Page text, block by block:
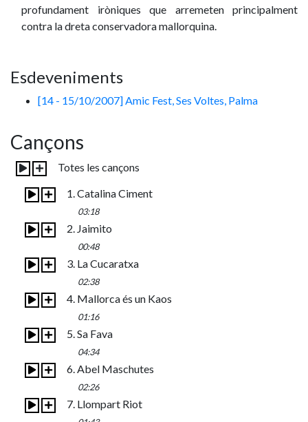
profundament iròniques que arremeten principalment
contra la dreta conservadora mallorquina.
Esdeveniments
[14 - 15/10/2007] Amic Fest, Ses Voltes, Palma
Cançons
Totes les cançons
1. Catalina Ciment
03:18
2. Jaimito
00:48
3. La Cucaratxa
02:38
4. Mallorca és un Kaos
01:16
5. Sa Fava
04:34
6. Abel Maschutes
02:26
7. Llompart Riot